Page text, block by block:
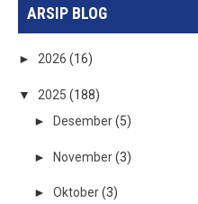
ARSIP BLOG
►2026(16)
▼ 2025(188)
►
Desember(5)
► November(3)
► Oktober(3)